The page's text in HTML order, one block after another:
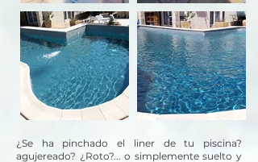
¿Se ha pinchado el liner de tu piscina?
agujereado? ¿Roto?... o simplemente suelto y